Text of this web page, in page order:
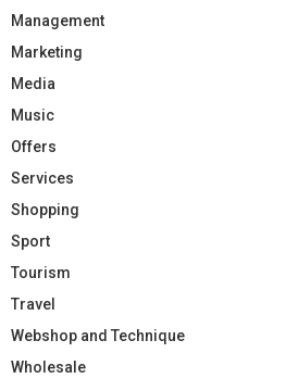
Management
Marketing
Media
Music
Offers
Services
Shopping
Sport
Tourism
Travel
Webshop and Technique
Wholesale